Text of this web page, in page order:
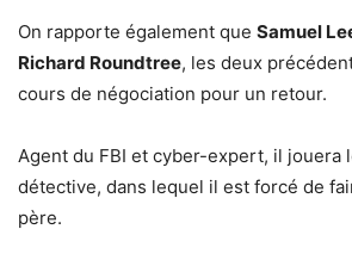
On rapporte également que Samuel
Richard Roundtree, les deux
cours de négociation pour un retour.
Agent du FBI et cyber-expert, il jouera
détective, dans lequel il est forcé de
père.